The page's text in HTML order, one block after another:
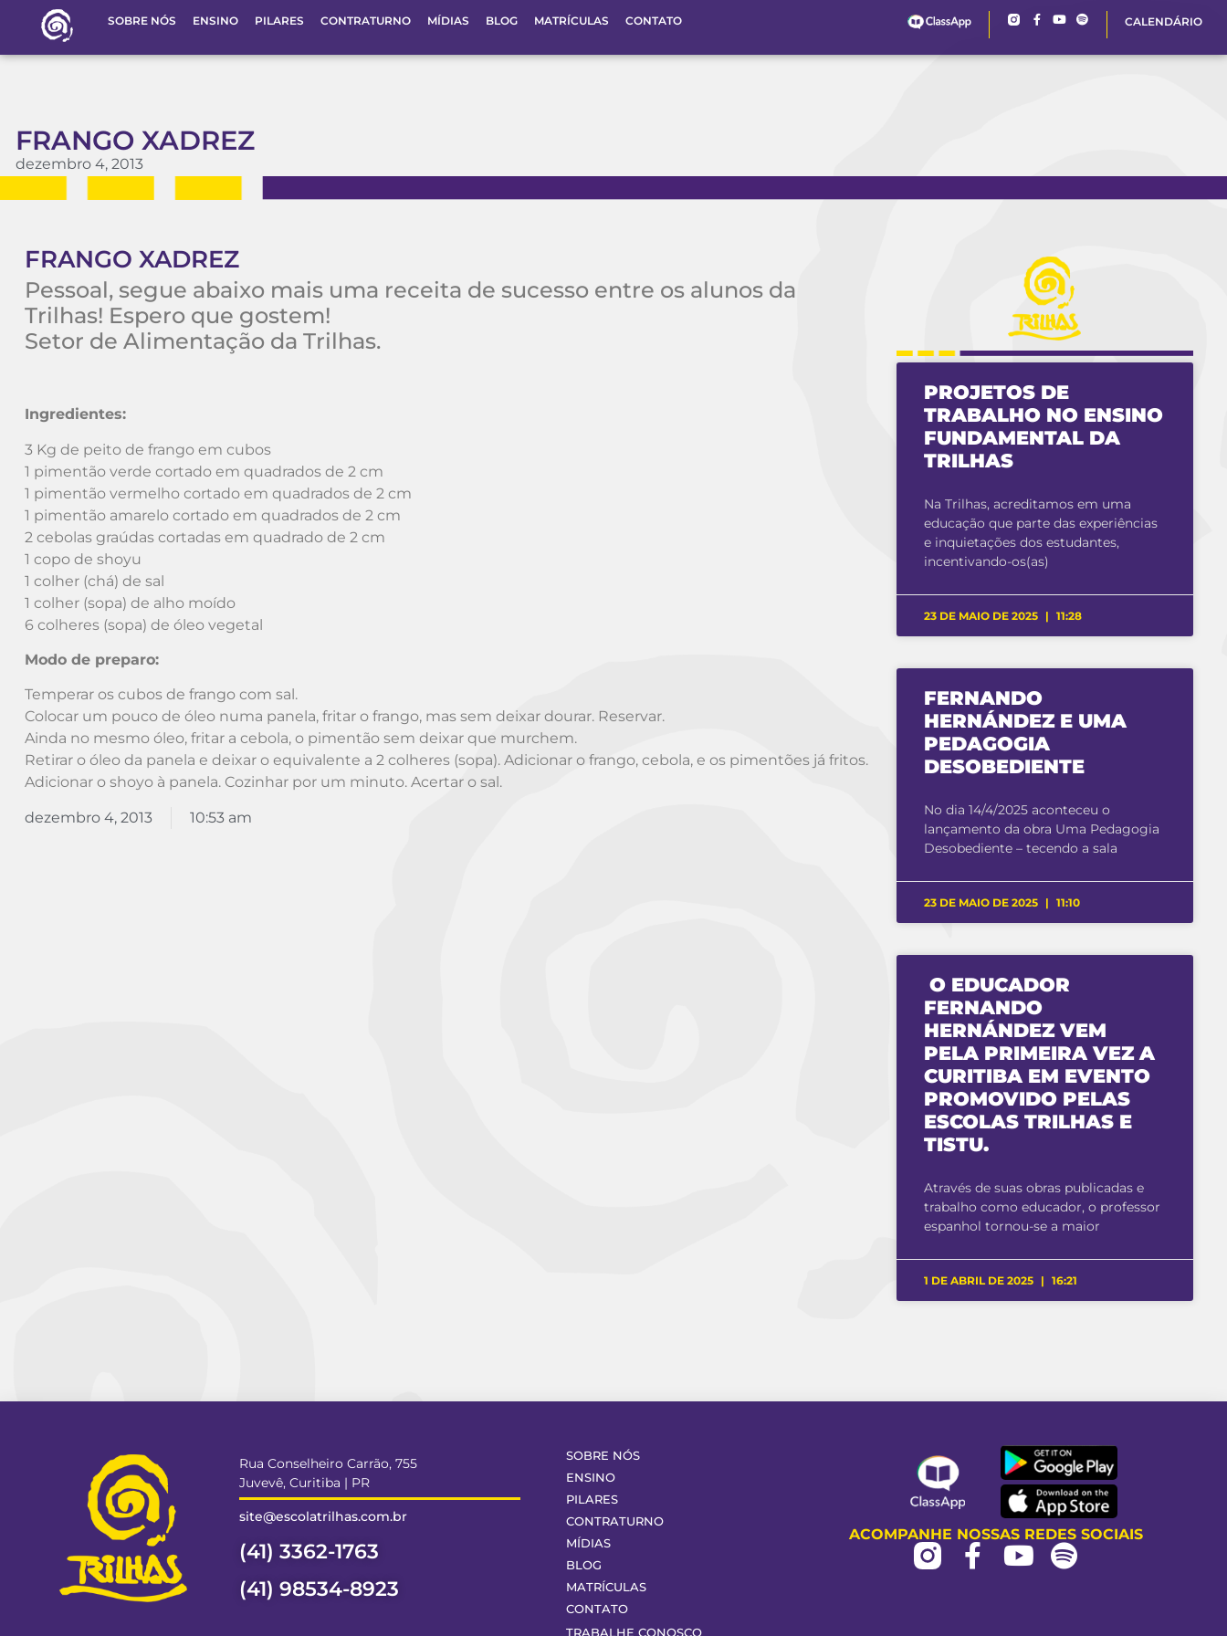
SOBRE NÓS ENSINO PILARES CONTRATURNO MÍDIAS BLOG MATRÍCULAS CONTATO CALENDÁRIO
FRANGO XADREZ
dezembro 4, 2013
FRANGO XADREZ
Pessoal, segue abaixo mais uma receita de sucesso entre os alunos da
Trilhas! Espero que gostem!
Setor de Alimentação da Trilhas.
Ingredientes:
3 Kg de peito de frango em cubos
1 pimentão verde cortado em quadrados de 2 cm
1 pimentão vermelho cortado em quadrados de 2 cm
1 pimentão amarelo cortado em quadrados de 2 cm
2 cebolas graúdas cortadas em quadrado de 2 cm
1 copo de shoyu
1 colher (chá) de sal
1 colher (sopa) de alho moído
6 colheres (sopa) de óleo vegetal
Modo de preparo:
Temperar os cubos de frango com sal.
Colocar um pouco de óleo numa panela, fritar o frango, mas sem deixar dourar. Reservar.
Ainda no mesmo óleo, fritar a cebola, o pimentão sem deixar que murchem.
Retirar o óleo da panela e deixar o equivalente a 2 colheres (sopa). Adicionar o frango, cebola, e os pimentões já fritos.
Adicionar o shoyo à panela. Cozinhar por um minuto. Acertar o sal.
dezembro 4, 2013 10:53 am
PROJETOS DE
TRABALHO NO ENSINO
FUNDAMENTAL DA
TRILHAS
Na Trilhas, acreditamos em uma
educação que parte das experiências
e inquietações dos estudantes,
incentivando-os(as)
23 DE MAIO DE 2025 11:28
FERNANDO
HERNÁNDEZ E UMA
PEDAGOGIA
DESOBEDIENTE
No dia 14/4/2025 aconteceu o
lançamento da obra Uma Pedagogia
Desobediente – tecendo a sala
23 DE MAIO DE 2025 11:10
O EDUCADOR
FERNANDO
HERNÁNDEZ VEM
PELA PRIMEIRA VEZ A
CURITIBA EM EVENTO
PROMOVIDO PELAS
ESCOLAS TRILHAS E
TISTU.
Através de suas obras publicadas e
trabalho como educador, o professor
espanhol tornou-se a maior
1 DE ABRIL DE 2025 16:21
Rua Conselheiro Carrão, 755
Juvevê, Curitiba | PR
site@escolatrilhas.com.br
(41) 3362-1763
(41) 98534-8923
SOBRE NÓS
ENSINO
PILARES
CONTRATURNO
MÍDIAS
BLOG
MATRÍCULAS
CONTATO
TRABALHE CONOSCO
ACOMPANHE NOSSAS REDES SOCIAIS